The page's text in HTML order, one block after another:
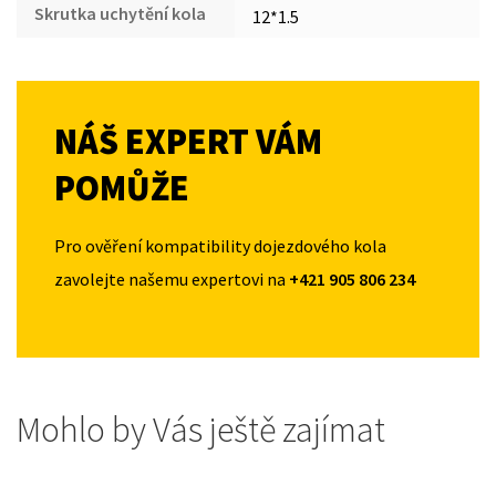
Skrutka uchytění kola 12*1.5
NÁŠ EXPERT VÁM
POMŮŽE
Pro ověření kompatibility dojezdového kola
zavolejte našemu expertovi na +421 905 806 234
Mohlo by Vás ještě zajímat